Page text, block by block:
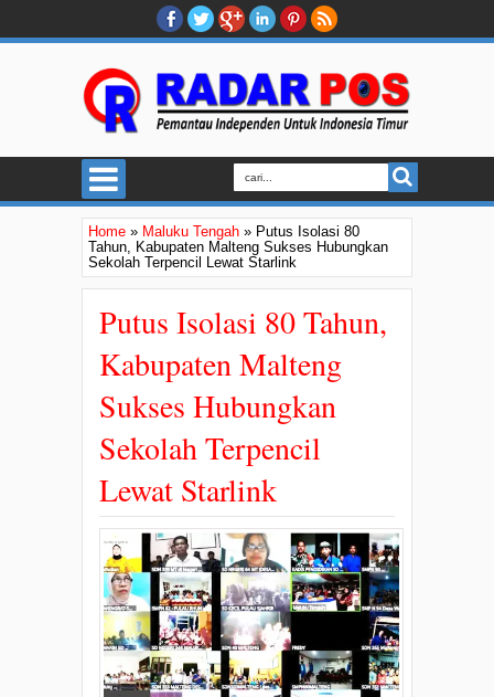
Home » Maluku Tengah » Putus Isolasi 80
Tahun, Kabupaten Malteng Sukses Hubungkan
Sekolah Terpencil Lewat Starlink
Putus Isolasi 80 Tahun,
Kabupaten Malteng
Sukses Hubungkan
Sekolah Terpencil
Lewat Starlink